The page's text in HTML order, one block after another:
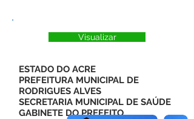
Visualizar
ESTADO DO ACRE
PREFEITURA MUNICIPAL DE
RODRIGUES ALVES
SECRETARIA MUNICIPAL DE SAÚDE
GABINETE DO PREFEITO